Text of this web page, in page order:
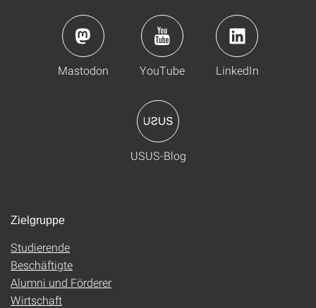
Mastodon YouTube LinkedIn
USUS-Blog
Zielgruppe
Studierende
Beschäftigte
Alumni und Förderer
Wirtschaft